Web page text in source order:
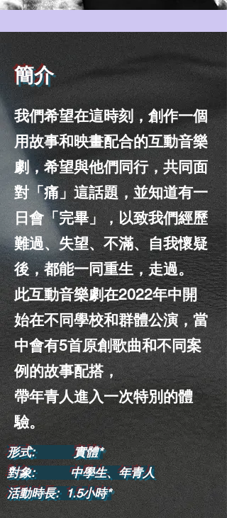
簡介
我們希望在這時刻，創作一個
用故事和映畫配合的互動音樂
劇，希望與他們同行，共同面
對「痛」這話題，並知道有一
日會「完畢」，以致我們經歷
難過、失望、不滿、自我懷疑
後，都能一同重生，走過。
此互動音樂劇在2022年中開
始在不同學校和群體公演，當
中會有5首原創歌曲和不同案
例的故事配搭，
帶年青人進入一次特別的體
驗。
形式: 實體*
對象: 中學生、年青人
活動時長: 1.5小時*